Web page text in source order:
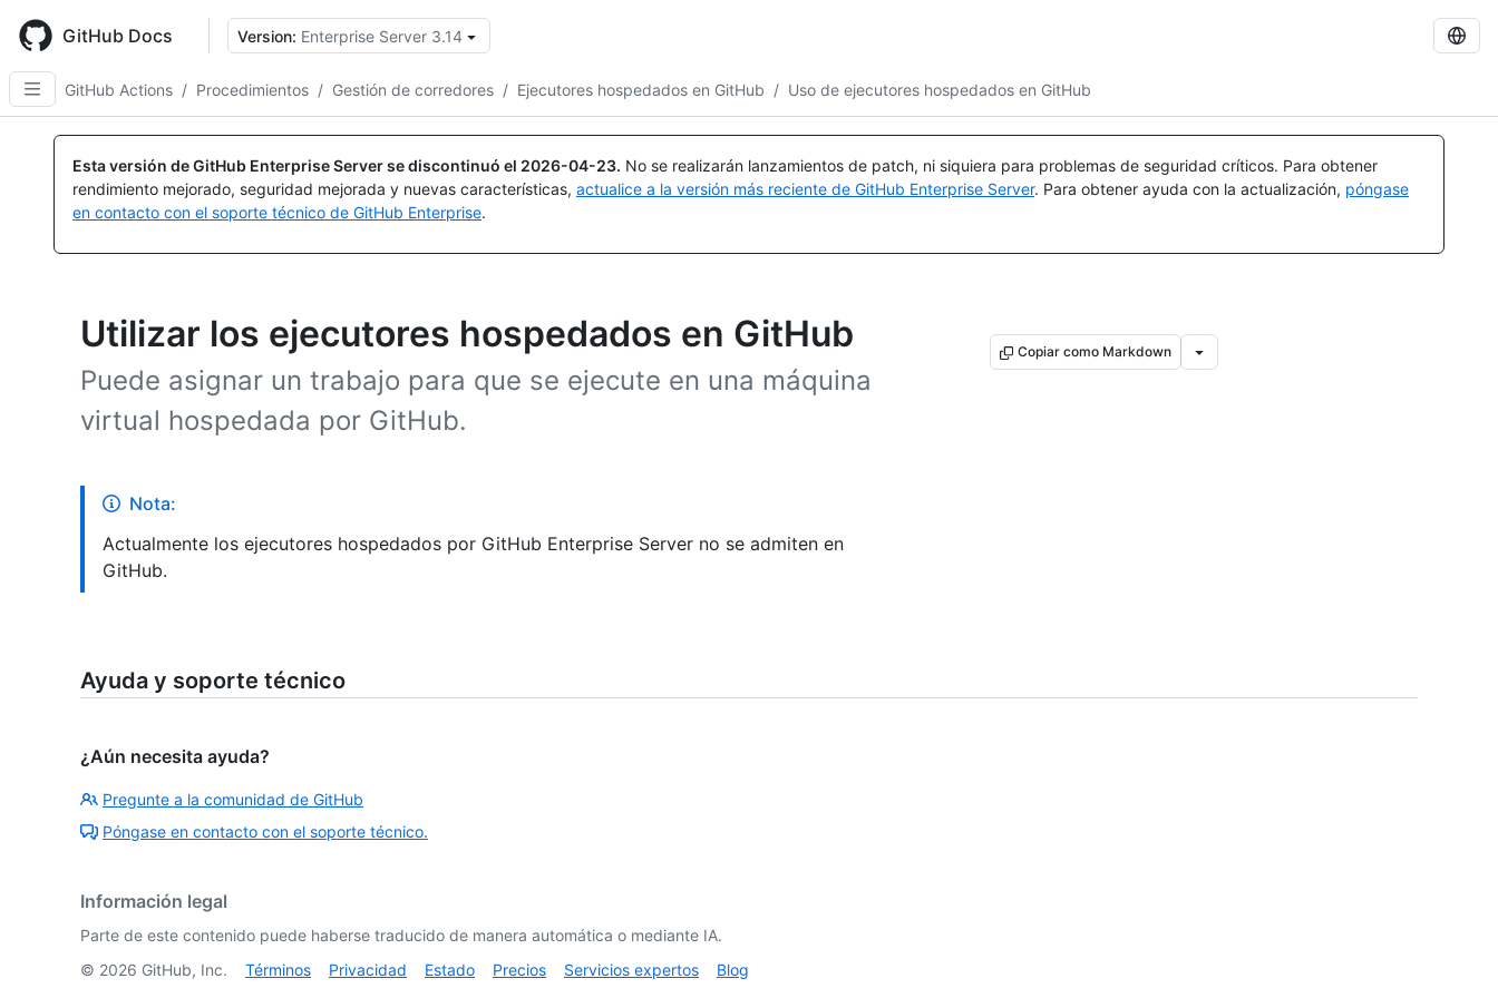
main
content
GitHub Docs Version: Enterprise Server 3.14
GitHub Actions / Procedimientos / Gestión de corredores / Ejecutores hospedados en GitHub / Uso de ejecutores hospedados en GitHub
Esta versión de GitHub Enterprise Server se discontinuó el 2026-04-23. No se realizarán lanzamientos de patch, ni siquiera para problemas de seguridad críticos. Para obtener
rendimiento mejorado, seguridad mejorada y nuevas características, actualice a la versión más reciente de GitHub Enterprise Server. Para obtener ayuda con la actualización, póngase
en contacto con el soporte técnico de GitHub Enterprise.
Utilizar los ejecutores hospedados en GitHub
Puede asignar un trabajo para que se ejecute en una máquina
virtual hospedada por GitHub.
Copiar como Markdown
Nota:
Actualmente los ejecutores hospedados por GitHub Enterprise Server no se admiten en
GitHub.
Ayuda y soporte técnico
¿Aún necesita ayuda?
Pregunte a la comunidad de GitHub
Póngase en contacto con el soporte técnico.
Información legal
Parte de este contenido puede haberse traducido de manera automática o mediante IA.
© 2026 GitHub, Inc. Términos Privacidad Estado Precios Servicios expertos Blog